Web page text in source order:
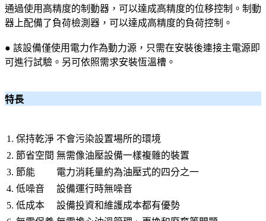
通過使用高精度的制動器，可以達成高精度的位移控制。制動
器上配備了負荷檢測器，可以達成高精度的負荷控制。
● 該設備僅使用電力作為動力源，只需在安裝後連接主電源即
可進行試驗。另可依照需求安裝恆溫槽。
特長
1. 保持乾淨 不會污染設置場所的環境
2. 節省空間 無需像油壓設備一樣複雜的裝置
3. 節能
電力消耗量約為油壓式的四分之一
4. 低噪音
設備運行時無噪音
5. 低成本
設備投資和維護成本都有優勢